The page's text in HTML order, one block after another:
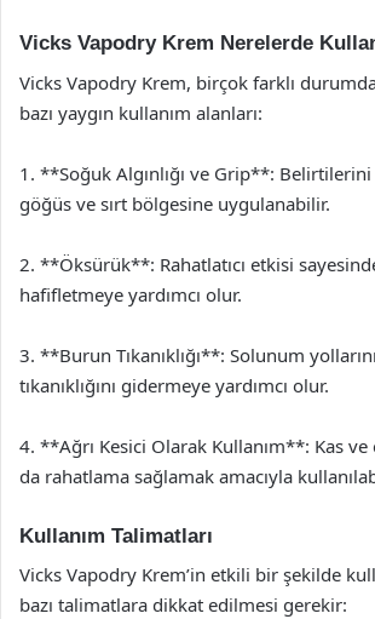
Vicks Vapodry Krem Nerelerde
Vicks Vapodry Krem, birçok farklı
bazı yaygın kullanım alanları:
1. **Soğuk Algınlığı ve Grip**:
göğüs ve sırt bölgesine uygulanabilir.
2. **Öksürük**: Rahatlatıcı etkisi
hafifletmeye yardımcı olur.
3. **Burun Tıkanıklığı**: Solunum
tıkanıklığını gidermeye yardımcı olur.
4. **Ağrı Kesici Olarak Kullanım**: Kas ve
da rahatlama sağlamak amacıyla
Kullanım Talimatları
Vicks Vapodry Krem’in etkili bir şekilde
bazı talimatlara dikkat edilmesi gerekir: